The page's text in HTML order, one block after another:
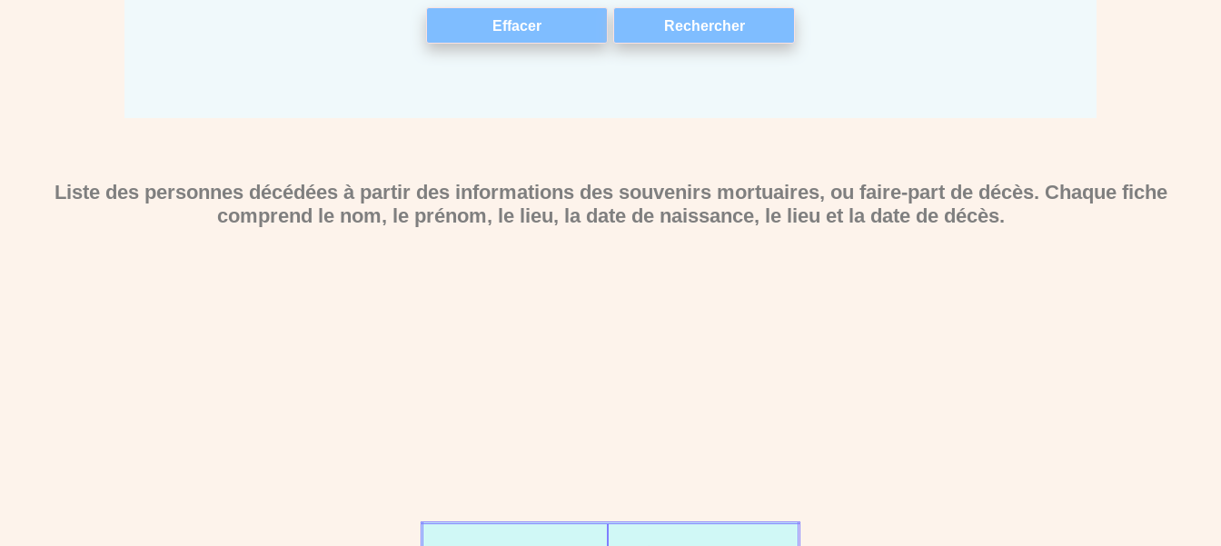
Liste des personnes décédées à partir des informations des souvenirs mortuaires, ou faire-part de décès. Chaque fiche
comprend le nom, le prénom, le lieu, la date de naissance, le lieu et la date de décès.